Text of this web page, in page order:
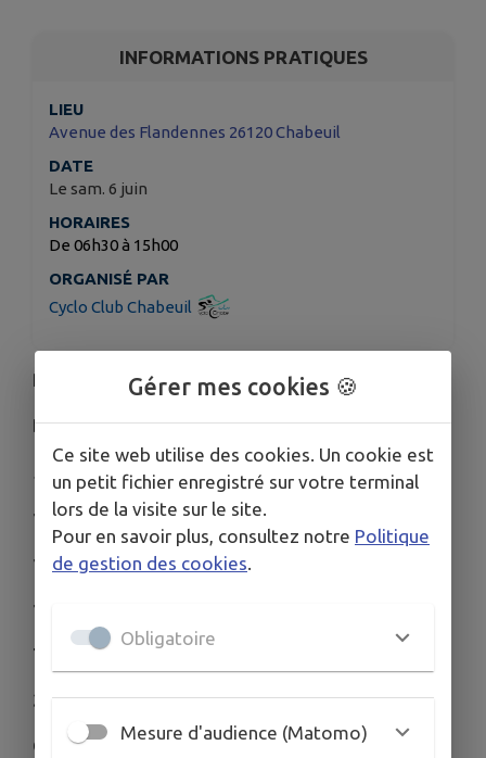
INFORMATIONS PRATIQUES
LIEU
Avenue des Flandennes 26120 Chabeuil
DATE
Le sam. 6 juin
HORAIRES
De 06h30 à 15h00
ORGANISÉ PAR
Cyclo Club Chabeuil
Raye Cyclo Vercors – 06 juin 2026.
Départ de Chabeuil 26 Drôme
5 parcours et 1 parcours de Gravel ouvert au tous.
170km 3050d+
135km 2450d+
100km 1600d+
70km 1100d+
30km 375d+
Gravel 70km 850d+
Gérer mes cookies 🍪
Ce site web utilise des cookies. Un cookie est
un petit fichier enregistré sur votre terminal
lors de la visite sur le site.
Pour en savoir plus, consultez notre Politique
de gestion des cookies.
Obligatoire
Mesure d'audience (Matomo)